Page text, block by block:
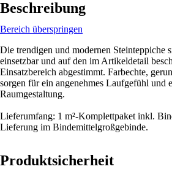
Beschreibung
Bereich überspringen
Die trendigen und modernen Steinteppiche
einsetzbar und auf den im Artikeldetail
Einsatzbereich abgestimmt. Farbechte,
sorgen für ein angenehmes Laufgefühl und
Raumgestaltung.
Lieferumfang: 1 m²-Komplettpaket inkl.
Lieferung im Bindemittelgroßgebinde.
Produktsicherheit